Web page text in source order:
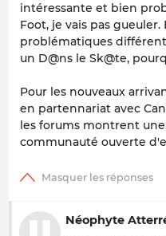
intéressante et bien
Foot, je vais pas
problématiques
un D@ns le Sk@te,
Pour les nouveaux
en partennariat avec
les forums montrent
communauté ouverte
Néophyte